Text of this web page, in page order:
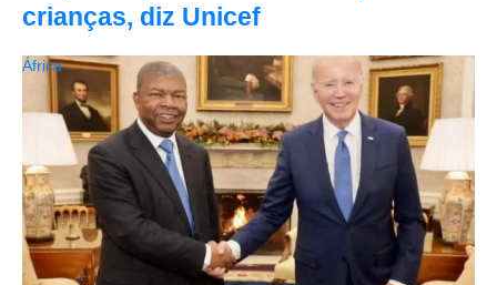
crianças, diz Unicef
África